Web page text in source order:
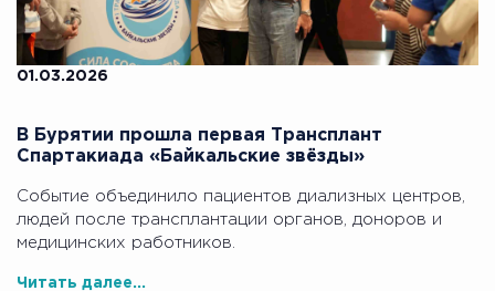
01.03.2026
В Бурятии прошла первая Трансплант
Спартакиада «Байкальские звёзды»
Событие объединило пациентов диализных центров,
людей после трансплантации органов, доноров и
медицинских работников.
Читать далее...